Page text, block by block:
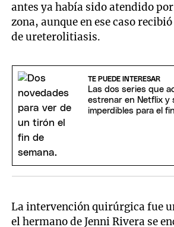
antes ya había sido atendido
zona, aunque en ese caso
de ureterolitiasis.
TE PUEDE INTERESAR
Las dos series que
estrenar en Netflix y
imperdibles para el
La intervención quirúrgica fue
el hermano de Jenni Rivera se